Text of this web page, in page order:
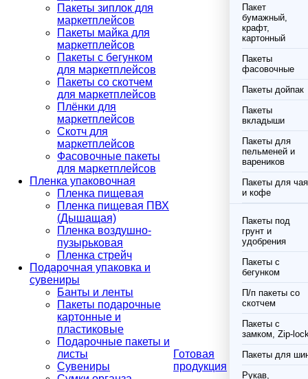
Пакеты зиплок для
маркетплейсов
Пакеты майка для
маркетплейсов
Пакеты с бегунком
для маркетплейсов
Пакеты со скотчем
для маркетплейсов
Плёнки для
маркетплейсов
Скотч для
маркетплейсов
Фасовочные пакеты
для маркетплейсов
Пленка упаковочная
Пленка пищевая
Пленка пищевая ПВХ
(Дышащая)
Пленка воздушно-
пузырьковая
Пленка стрейч
Подарочная упаковка и
сувениры
Банты и ленты
Пакеты подарочные
картонные и
пластиковые
Подарочные пакеты и
листы
Сувениры
Готовая
продукция
Пакет
бумажный,
крафт,
картонный
Пакеты
фасовочные
Пакеты дойпак
Пакеты
вкладыши
Пакеты для
пельменей и
вареников
Пакеты для чая
и кофе
Пакеты под
грунт и
удобрения
Пакеты с
бегунком
П/п пакеты со
скотчем
Пакеты с
замком, Zip-
Пакеты для
Рукав,